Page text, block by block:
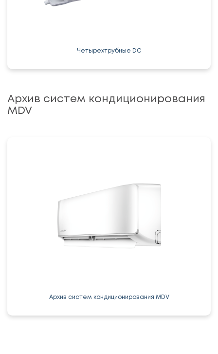
Четырехтрубные DC
Архив систем кондиционирования
MDV
Архив систем кондиционирования MDV